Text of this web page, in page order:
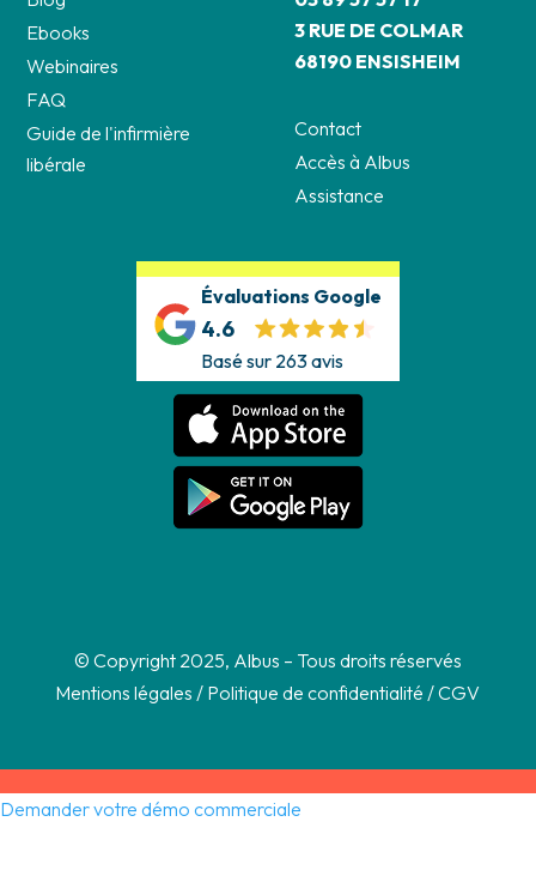
Ebooks
Webinaires
FAQ
Guide de l'infirmière
libérale
3 RUE DE COLMAR
68190 ENSISHEIM
Contact
Accès à Albus
Assistance
Évaluations Google
4.6
Basé sur 263 avis
© Copyright 2025, Albus – Tous droits réservés
Mentions légales / Politique de confidentialité /CGV
Demander votre démo commerciale